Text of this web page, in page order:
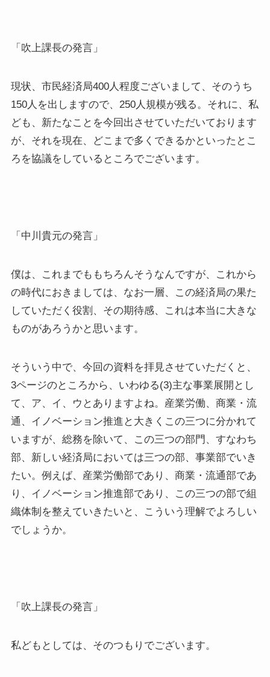
「吹上課長の発言」
現状、市民経済局400人程度ございまして、そのうち
150人を出しますので、250人規模が残る。それに、私
ども、新たなことを今回出させていただいております
が、それを現在、どこまで多くできるかといったとこ
ろを協議をしているところでございます。
「中川貴元の発言」
僕は、これまでももちろんそうなんですが、これから
の時代におきましては、なお一層、この経済局の果た
していただく役割、その期待感、これは本当に大きな
ものがあろうかと思います。
そういう中で、今回の資料を拝見させていただくと、
3ページのところから、いわゆる(3)主な事業展開とし
て、ア、イ、ウとありますよね。産業労働、商業・流
通、イノベーション推進と大きくこの三つに分かれて
いますが、総務を除いて、この三つの部門、すなわち
部、新しい経済局においては三つの部、事業部でいき
たい。例えば、産業労働部であり、商業・流通部であ
り、イノベーション推進部であり、この三つの部で組
織体制を整えていきたいと、こういう理解でよろしい
でしょうか。
「吹上課長の発言」
私どもとしては、そのつもりでございます。